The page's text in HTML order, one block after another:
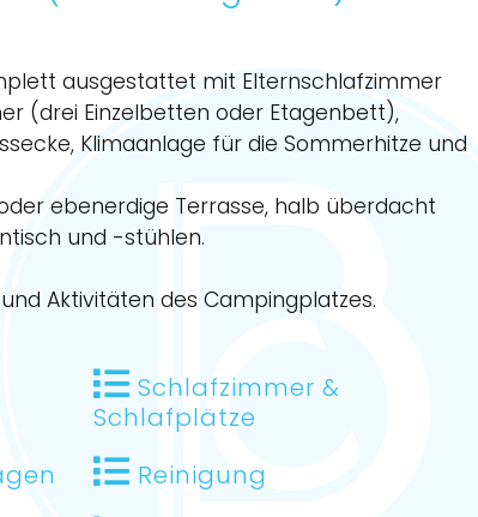
ausgestattet mit Elternschlafzimmer
(drei Einzelbetten oder Etagenbett),
Klimaanlage für die Sommerhitze und
ebenerdige Terrasse, halb überdacht
und -stühlen.
Aktivitäten des Campingplatzes.
Schlafzimmer &
Schlafplätze
Reinigung